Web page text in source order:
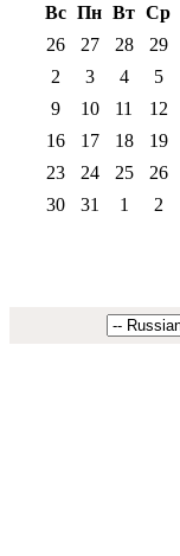
Вс Пн Вт Ср
26
27 28 29
2
3 4 5
9
10 11 12
16
17 18 19
23
24 25 26
30
31 1 2